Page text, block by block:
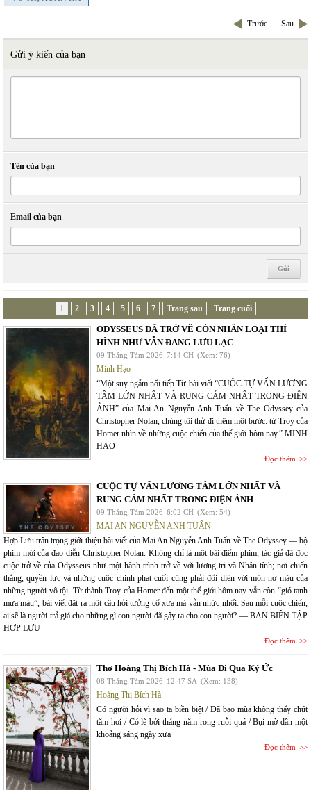
Trước Sau
Gửi ý kiến của bạn
Tên của bạn
Email của bạn
1 2 3 4 5 6 7 Trang sau Trang cuối
ODYSSEUS ĐÃ TRỞ VỀ CÒN NHÂN LOẠI THÌ
HÌNH NHƯ VẪN ĐANG LƯU LẠC
09 Tháng Tám 2026 7:14 CH (Xem: 76)
Minh Hạo
“Một suy ngẫm nối tiếp Từ bài viết “CUỘC TỰ VẤN LƯƠNG
TÂM LỚN NHẤT VÀ RUNG CẢM NHẤT TRONG ĐIỆN
ẢNH” của Mai An Nguyễn Anh Tuấn về The Odyssey của
Christopher Nolan, chúng tôi thử đi thêm một bước: từ Troy của
Homer nhìn về những cuộc chiến của thế giới hôm nay.” MINH
HẠO -
Đọc thêm
CUỘC TỰ VẤN LƯƠNG TÂM LỚN NHẤT VÀ
RUNG CẢM NHẤT TRONG ĐIỆN ẢNH
09 Tháng Tám 2026 6:02 CH (Xem: 54)
MAI AN NGUYỄN ANH TUẤN
Hợp Lưu trân trọng giới thiệu bài viết của Mai An Nguyễn Anh Tuấn về The Odyssey — bộ
phim mới của đạo diễn Christopher Nolan. Không chỉ là một bài điểm phim, tác giả đã đọc
cuộc trở về của Odysseus như một hành trình trở về với lương tri và Nhân tính; nơi chiến
thắng, quyền lực và những cuộc chinh phạt cuối cùng phải đối diện với món nợ máu của
những người vô tội. Từ thành Troy của Homer đến một thế giới hôm nay vẫn còn “gió tanh
mưa máu”, bài viết đặt ra một câu hỏi tưởng cổ xưa mà vẫn nhức nhối: Sau mỗi cuộc chiến,
ai sẽ là người trả giá cho những gì con người đã gây ra cho con người? — BAN BIÊN TẬP
HỢP LƯU
Đọc thêm
Thơ Hoàng Thị Bích Hà - Mùa Đi Qua Ký Ức
08 Tháng Tám 2026 12:47 SA (Xem: 138)
Hoàng Thị Bích Hà
Có người hỏi vì sao ta biền biệt / Đã bao mùa không thấy chút
tăm hơi / Có lẽ bởi tháng năm rong ruỗi quá / Bụi mờ dần một
khoảng sáng ngày xưa
Đọc thêm